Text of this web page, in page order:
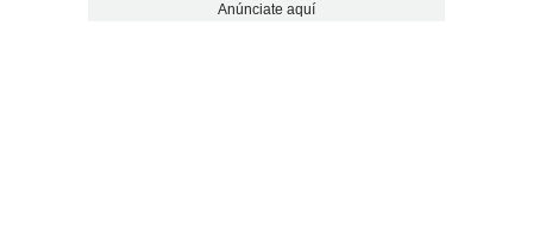
Anúnciate aquí